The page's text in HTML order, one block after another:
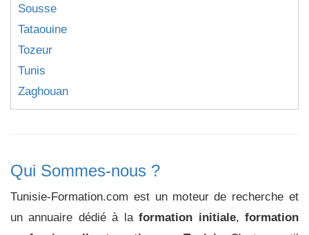
Sousse
Tataouine
Tozeur
Tunis
Zaghouan
Qui Sommes-nous ?
Tunisie-Formation.com est un moteur de recherche et
un annuaire dédié à laformation initiale,formation